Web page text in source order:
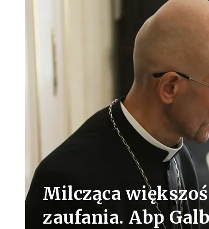
Milcząca
zaufania. Abp